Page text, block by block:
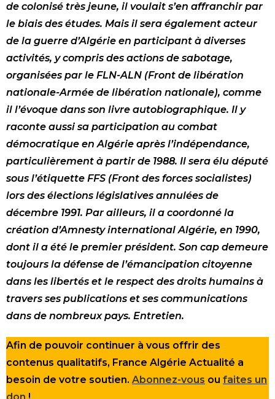
de colonisé très jeune, il voulait s’en affranchir par
le biais des études. Mais il sera également acteur
de la guerre d’Algérie en participant à diverses
activités, y compris des actions de sabotage,
organisées par le FLN-ALN (Front de libération
nationale-Armée de libération nationale), comme
il l’évoque dans son livre autobiographique. Il y
raconte aussi sa participation au combat
démocratique en Algérie après l’indépendance,
particulièrement à partir de 1988. Il sera élu député
sous l’étiquette FFS (Front des forces socialistes)
lors des élections législatives annulées de
décembre 1991. Par ailleurs, il a coordonné la
création d’Amnesty international Algérie, en 1990,
dont il a été le premier président. Son cap demeure
toujours la défense de l’émancipation citoyenne
dans les libertés et le respect des droits humains à
travers ses publications et ses communications
dans de nombreux pays. Entretien.
Afin de pouvoir continuer à vous offrir des
contenus qualitatifs, France Algérie Actualité a
besoin de votre soutien. Abonnez-vous ou faites un